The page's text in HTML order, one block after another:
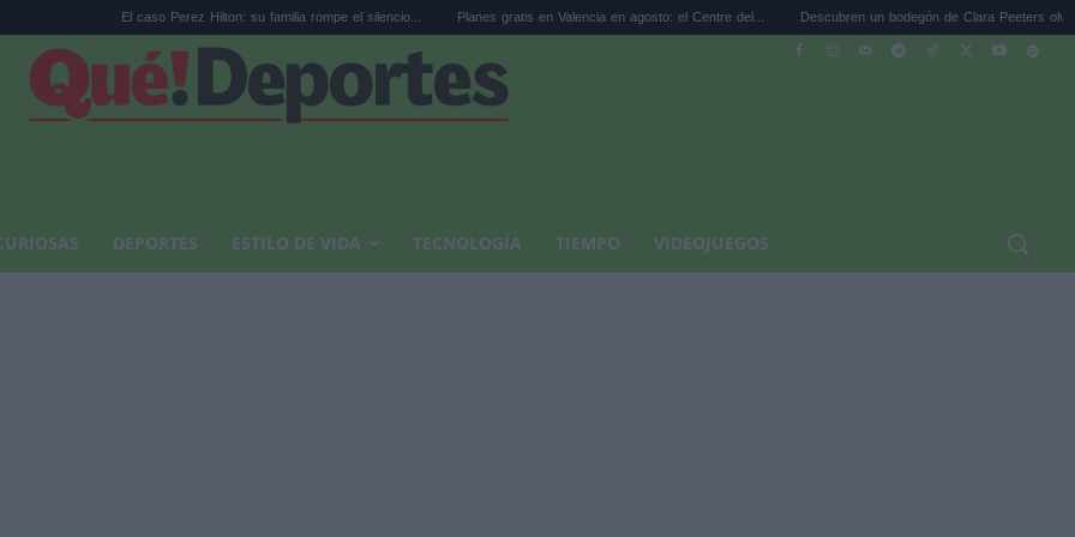
El caso Perez Hilton: su familia rompe el silencio... Planes gratis en Valencia en agosto: el Centre del... Descubren un bodegón de Clara Peeters olvidado en ...
DEPORTES ESTILO DE VIDA TECNOLOGÍA TIEMPO VIDEOJUEGOS